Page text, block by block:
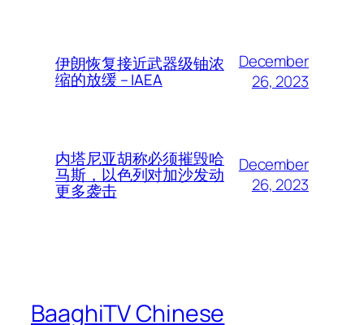
伊朗恢复接近武器级铀浓
缩的放缓 – IAEA
December
26, 2023
内塔尼亚胡称必须摧毁哈
马斯，以色列对加沙发动
更多袭击
December
26, 2023
BaaghiTV Chinese